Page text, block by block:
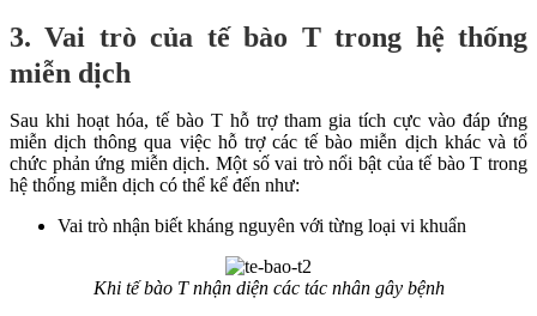
3. Vai trò của tế bào T trong hệ thống
miễn dịch
Sau khi hoạt hóa, tế bào T hỗ trợ tham gia tích cực vào đáp ứng
miễn dịch thông qua việc hỗ trợ các tế bào miễn dịch khác và tổ
chức phản ứng miễn dịch. Một số vai trò nổi bật của tế bào T trong
hệ thống miễn dịch có thể kể đến như:
Vai trò nhận biết kháng nguyên với từng loại vi khuẩn
Khi tế bào T nhận diện các tác nhân gây bệnh